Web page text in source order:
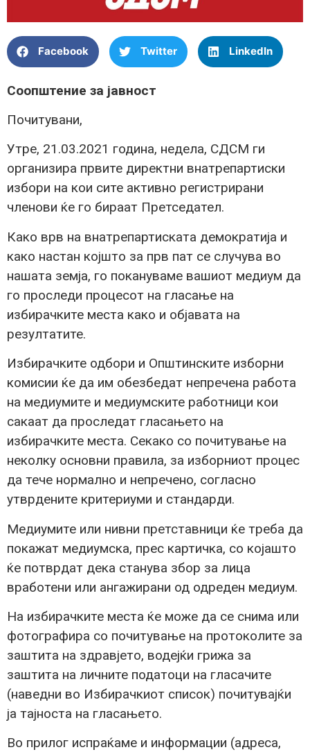
Facebook Twitter LinkedIn
Соопштение за јавност
Почитувани,
Утре, 21.03.2021 година, недела, СДСМ ги
организира првите директни внатрепартиски
избори на кои сите активно регистрирани
членови ќе го бираат Претседател.
Како врв на внатрепартиската демократија и
како настан којшто за прв пат се случува во
нашата земја, го покануваме вашиот медиум да
го проследи процесот на гласање на
избирачките места како и објавата на
резултатите.
Избирачките одбори и Општинските изборни
комисии ќе да им обезбедат непречена работа
на медиумите и медиумските работници кои
сакаат да проследат гласањето на
избирачките места. Секако со почитување на
неколку основни правила, за изборниот процес
да тече нормално и непречено, согласно
утврдените критериуми и стандарди.
Медиумите или нивни претставници ќе треба да
покажат медиумска, прес картичка, со којашто
ќе потврдат дека станува збор за лица
вработени или ангажирани од одреден медиум.
На избирачките места ќе може да се снима или
фотографира со почитување на протоколите за
заштита на здравјето, водејќи грижа за
заштита на личните податоци на гласачите
(наведни во Избирачкиот список) почитувајќи
ја тајноста на гласањето.
Во прилог испраќаме и информации (адреса,